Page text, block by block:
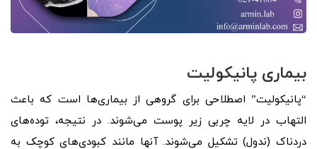
بیماری پانیکولیت
“پانیکولیت” اصطلاحی برای گروهی از بیماری‌ها است که باعث
التهاب در لایه چربی زیر پوست می‌شوند. در نتیجه، توده‌های
دردناک (ندول) تشکیل می‌شوند. آنها مانند کبودی‌های کوچک به